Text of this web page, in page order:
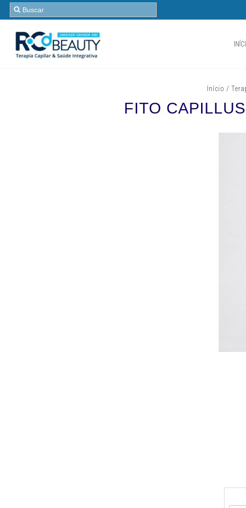
Início /
FITO